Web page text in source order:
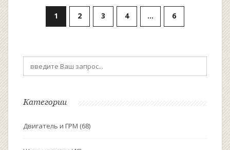
1 2 3 4 … 6
Категории
Двигатель и ГРМ (68)